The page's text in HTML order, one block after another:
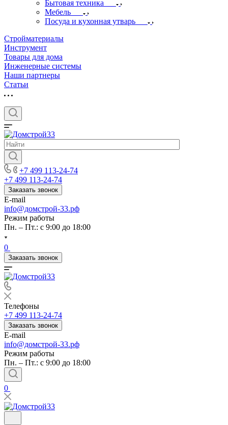
Бытовая техника
Мебель
Посуда и кухонная утварь
Стройматериалы
Инструмент
Товары для дома
Инженерные системы
Наши партнеры
Статьи
+7 499 113-24-74
+7 499 113-24-74
Заказать звонок
E-mail
info@домстрой-33.рф
Режим работы
Пн. – Пт.: с 9:00 до 18:00
0
Заказать звонок
Телефоны
+7 499 113-24-74
Заказать звонок
E-mail
info@домстрой-33.рф
Режим работы
Пн. – Пт.: с 9:00 до 18:00
0